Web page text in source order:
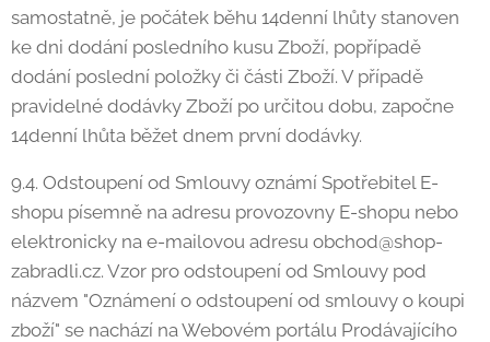
samostatně, je počátek běhu 14denní lhůty stanoven
ke dni dodání posledního kusu Zboží, popřípadě
dodání poslední položky či části Zboží. V případě
pravidelné dodávky Zboží po určitou dobu, započne
14denní lhůta běžet dnem první dodávky.
9.4. Odstoupení od Smlouvy oznámí Spotřebitel E-
shopu písemně na adresu provozovny E-shopu nebo
elektronicky na e-mailovou adresu obchod@shop-
zabradli.cz. Vzor pro odstoupení od Smlouvy pod
názvem "Oznámení o odstoupení od smlouvy o koupi
zboží" se nachází na Webovém portálu Prodávajícího